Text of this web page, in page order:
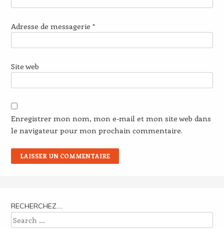
Adresse de messagerie *
Site web
Enregistrer mon nom, mon e-mail et mon site web dans
le navigateur pour mon prochain commentaire.
RECHERCHEZ….
Search